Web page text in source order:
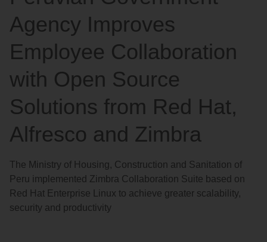
Agency Improves
Employee Collaboration
with Open Source
Solutions from Red Hat,
Alfresco and Zimbra
The Ministry of Housing, Construction and Sanitation of
Peru implemented Zimbra Collaboration Suite based on
Red Hat Enterprise Linux to achieve greater scalability,
security and productivity